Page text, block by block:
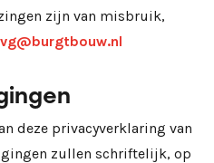
zijn van misbruik,
deze privacyverklaring van
zullen schriftelijk, op